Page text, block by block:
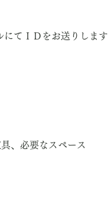
てＩＤをお送りします
、必要なスペース